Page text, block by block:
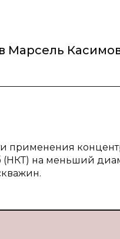
Марсель
применения
на меньший